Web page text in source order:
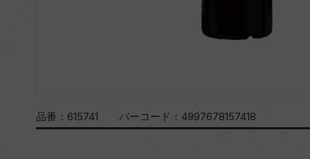
品番： 615741 バーコード： 4997678157418